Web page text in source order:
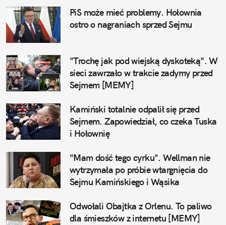
PiS może mieć problemy. Hołownia
ostro o nagraniach sprzed Sejmu
"Trochę jak pod wiejską dyskoteką". W
sieci zawrzało w trakcie zadymy przed
Sejmem [MEMY]
Kamiński totalnie odpalił się przed
Sejmem. Zapowiedział, co czeka Tuska
i Hołownię
"Mam dość tego cyrku". Wellman nie
wytrzymała po próbie wtargnięcia do
Sejmu Kamińskiego i Wąsika
Odwołali Obajtka z Orlenu. To paliwo
dla śmieszków z internetu [MEMY]